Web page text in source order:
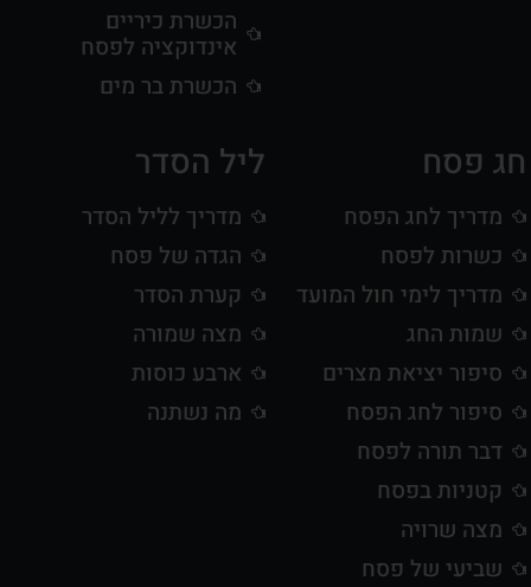
הכשרת כיריים
אינדוקציה לפסח
הכשרת בר מים
חג פסח
מדריך לחג הפסח
כשרות לפסח
מדריך לימי חול המועד
שמות החג
סיפור יציאת מצרים
סיפור לחג הפסח
דבר תורה לפסח
קטניות בפסח
מצה שרויה
שביעי של פסח
ליל הסדר
מדריך לליל הסדר
הגדה של פסח
קערת הסדר
מצה שמורה
ארבע כוסות
מה נשתנה